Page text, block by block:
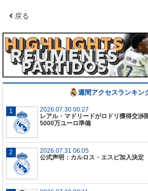
た。我々は難しいピッチであるこ
これは止まることのない戦いだ。
レーしているし、その形を続けて
今はここで我々が成し遂げた試合
合の準備をしなければいけない。
接的なゲームをすることを分かっ
スをうまくかける必要があったが
分やり遂げることができた。
ベンゼマ
彼は驚異的なパフォーマンスを見
は得点面だけではなく、プレーの
うだ。彼は我々のチームにとって
だが、全員の仕事ぶりも強調する
戻る
週間アクセスランキン
2026.07.30 00:27
レアル・マドリードがロドリ獲得交渉
5000万ユーロ準備
2026.07.31 06:05
公式声明：カルロス・エスピ加入決定